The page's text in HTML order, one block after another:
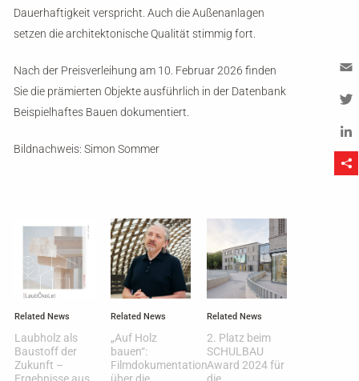
Dauerhaftigkeit verspricht. Auch die Außenanlagen
setzen die architektonische Qualität stimmig fort.
Nach der Preisverleihung am 10. Februar 2026 finden
Sie die prämierten Objekte ausführlich in der Datenbank
Beispielhaftes Bauen dokumentiert.
Bildnachweis: Simon Sommer
Related News
Laubholz als
Baustoff der
Zukunft –
Related News
„Auf Holz
bauen“:
Filmdokumentation
Related News
2. Platz beim
SCHULBAU
Award 2024 für